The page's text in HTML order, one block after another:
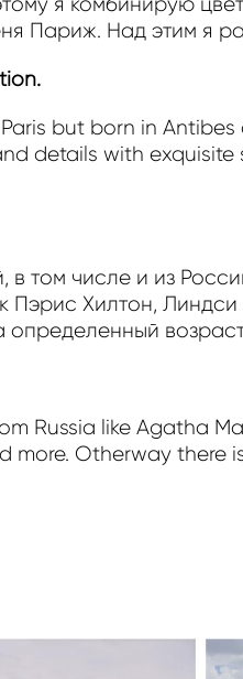
Париж. Над этим я
but born in
details with
том числе и из
Пэрис Хилтон,
Russia like Agatha
more. Otherway there